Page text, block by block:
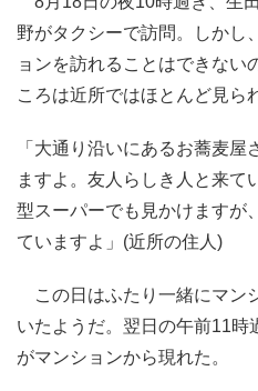
野がタクシーで訪問。しかし
ョンを訪れることはできない
ころは近所ではほとんど見ら
「大通り沿いにあるお蕎麦
ますよ。友人らしき人と来て
型スーパーでも見かけますが
ていますよ」(近所の住人)
この日はふたり一緒にマン
いたようだ。翌日の午前11時
がマンションから現れた。